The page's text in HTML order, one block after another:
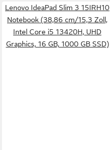
Lenovo IdeaPad Slim 3 15IRH10
Notebook (38,86 cm/15,3 Zoll,
Intel Core i5 13420H, UHD
Graphics, 16 GB, 1000 GB SSD)